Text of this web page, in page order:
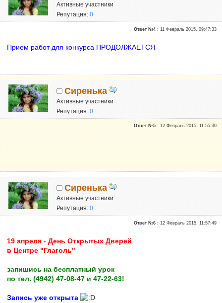
Активные участники
Репутация: 0
Ответ №4 :11 Февраль 2015, 09:47:33
Прием работ для конкурса ПРОДОЛЖАЕТСЯ
Сиренька
Активные участники
Репутация: 0
Ответ №5 :12 Февраль 2015, 11:55:30
Сиренька
Активные участники
Репутация: 0
Ответ №6 :12 Февраль 2015, 11:57:49
19 апреля - День Открытых Дверей
в Центре "Глаголь"
запишись на бесплатный урок
по тел. (4942) 47-08-47 и 47-22-63!
Запись уже открыта